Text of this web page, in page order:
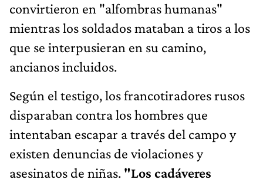
convirtieron en "alfombras humanas"
mientras los soldados mataban a tiros a los
que se interpusieran en su camino,
ancianos incluidos.
Según el testigo, los francotiradores rusos
disparaban contra los hombres que
intentaban escapar a través del campo y
existen denuncias de violaciones y
asesinatos de niñas. "Los cadáveres